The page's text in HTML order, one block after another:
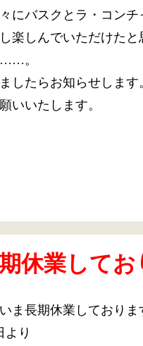
にバスクとラ・コン
楽しんでいただけたと
。
したらお知らせします
いいたします。
休業してお
ま長期休業しておりま
より